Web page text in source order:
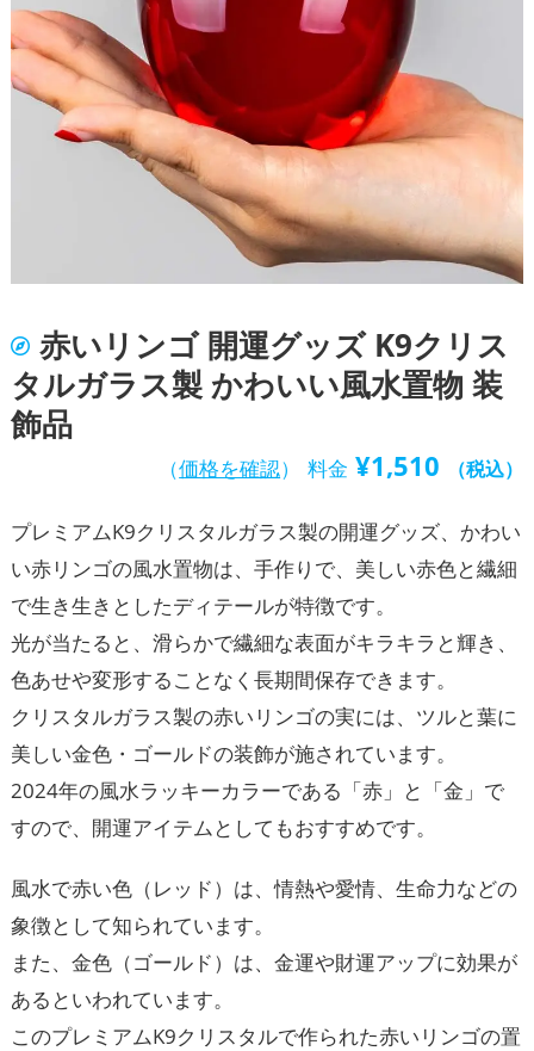
赤いリンゴ 開運グッズ K9クリス
タルガラス製 かわいい風水置物 装
飾品
（価格を確認） 料金 ¥1,510 （税込）
プレミアムK9クリスタルガラス製の開運グッズ、かわい
い赤リンゴの風水置物は、手作りで、美しい赤色と繊細
で生き生きとしたディテールが特徴です。
光が当たると、滑らかで繊細な表面がキラキラと輝き、
色あせや変形することなく長期間保存できます。
クリスタルガラス製の赤いリンゴの実には、ツルと葉に
美しい金色・ゴールドの装飾が施されています。
2024年の風水ラッキーカラーである「赤」と「金」で
すので、開運アイテムとしてもおすすめです。
風水で赤い色（レッド）は、情熱や愛情、生命力などの
象徴として知られています。
また、金色（ゴールド）は、金運や財運アップに効果が
あるといわれています。
このプレミアムK9クリスタルで作られた赤いリンゴの置